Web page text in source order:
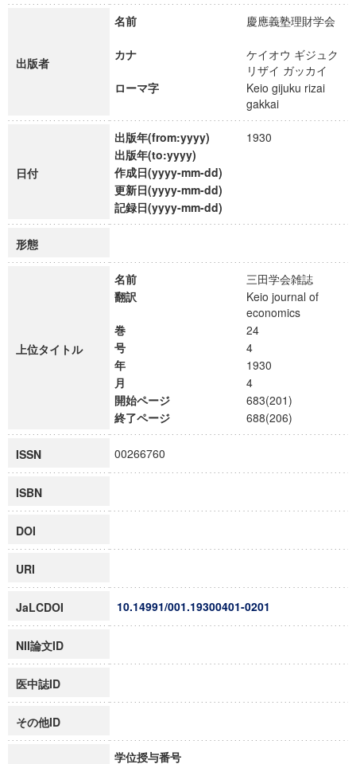
出版者
名前 慶應義塾理財学会
カナ
ケイオウ ギジュク
リザイ ガッカイ
ローマ字
Keio gijuku rizai
gakkai
日付
出版年(from:yyyy)
1930
出版年(to:yyyy)
作成日(yyyy-mm-dd)
更新日(yyyy-mm-dd)
記録日(yyyy-mm-dd)
形態
上位タイトル
名前
三田学会雑誌
翻訳
Keio journal of
economics
巻
24
号
4
年
1930
月
4
開始ページ
683(201)
終了ページ
688(206)
ISSN 00266760
ISBN
DOI
URI
JaLCDOI 10.14991/001.19300401-0201
NII論文ID
医中誌ID
その他ID
学位授与番号